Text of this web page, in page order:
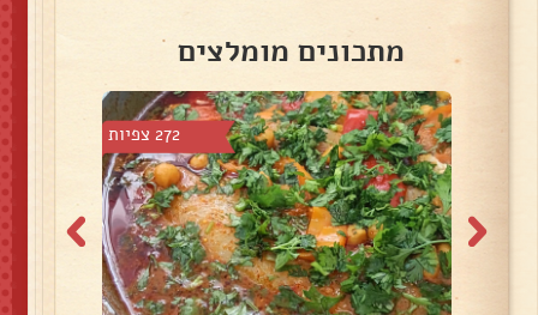
מתכונים מומלצים
272 צפיות